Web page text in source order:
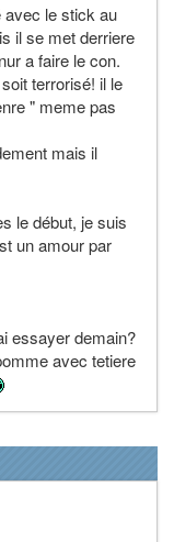
avec le stick au
il se met derriere
a faire le con.
terrorisé! il le
" meme pas
mais il
le début, je suis
un amour par
essayer demain?
avec tetiere